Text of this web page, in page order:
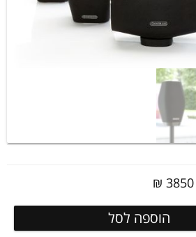
3850
₪
הוספה לסל